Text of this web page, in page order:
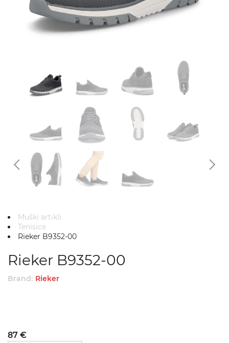
Muški artikli
Tenisice
Rieker B9352-00
Rieker B9352-00
Brand: Rieker
87 €